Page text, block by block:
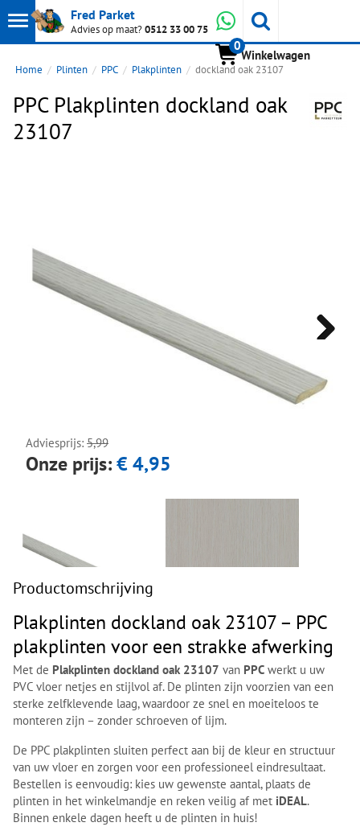
Toon
hoofdmenu
Fred Parket
Advies op maat?0512 33 00 75 Whatsapp
0
Winkelwagen
Home Plinten PPC Plakplinten dockland oak 23107
PPC Plakplinten dockland oak
23107
Adviesprijs: 5,99
Onze prijs:€ 4,95
Productomschrijving
Plakplinten dockland oak 23107 – PPC
plakplinten voor een strakke afwerking
Met de Plakplinten dockland oak 23107 van PPC werkt u uw
PVC vloer netjes en stijlvol af. De plinten zijn voorzien van een
sterke zelfklevende laag, waardoor ze snel en moeiteloos te
monteren zijn – zonder schroeven of lijm.
De PPC plakplinten sluiten perfect aan bij de kleur en structuur
van uw vloer en zorgen voor een professioneel eindresultaat.
Bestellen is eenvoudig: kies uw gewenste aantal, plaats de
plinten in het winkelmandje en reken veilig af met iDEAL.
Binnen enkele dagen heeft u de plinten in huis!